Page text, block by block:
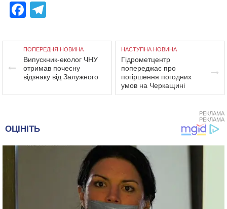
Facebook
ПОПЕРЕДНЯ НОВИНА
Випускник-еколог ЧНУ
отримав почесну
відзнаку від Залужного
НАСТУПНА НОВИНА
Гідрометцентр
попереджає про
погіршення погодних
умов на Черкащині
РЕКЛАМА
РЕКЛАМА